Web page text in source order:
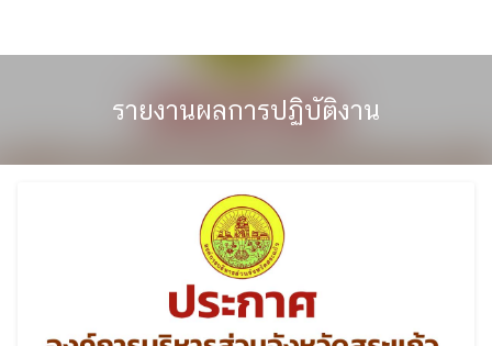
รายงานผลการปฏิบัติงาน